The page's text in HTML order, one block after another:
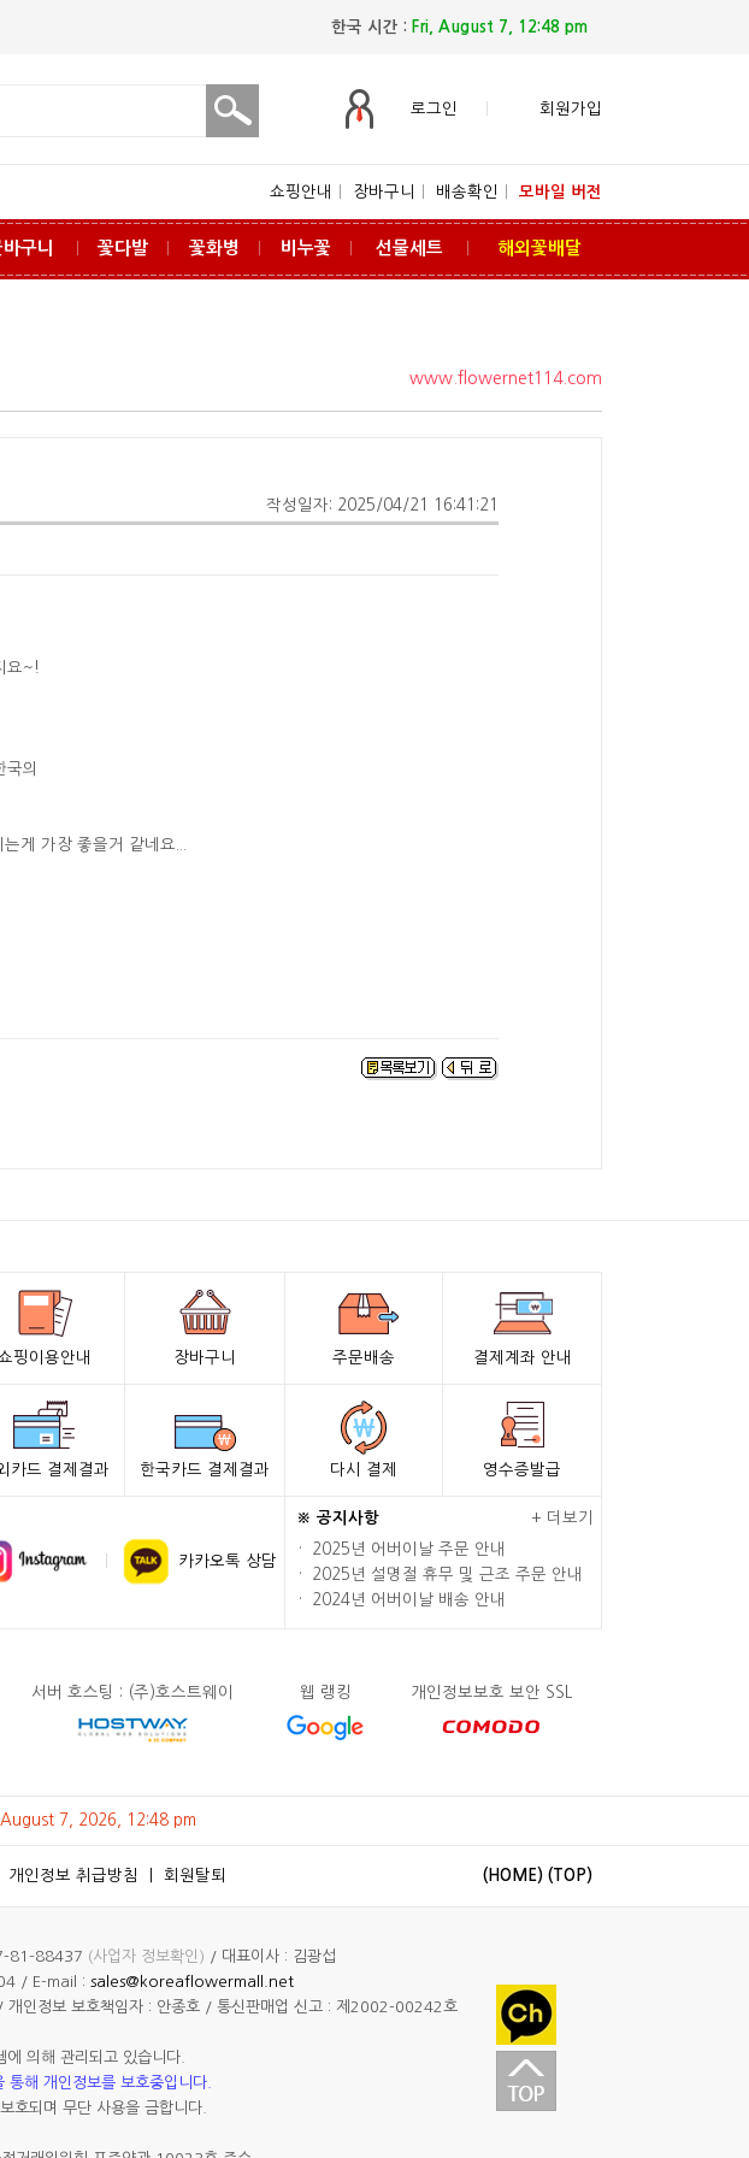
한국 시간 : Fri, August 7, 12:48 pm
로그인 회원가입
쇼핑안내 장바구니 배송확인 모바일 버전
구니 꽃다발 꽃화병 비누꽃 선물세트 해외꽃배달
www.flowernet114.com
작성일자: 2025/04/21 16:41:21
요~!
의
게 가장 좋을거 같네요...
핑이용안내 장바구니 주문배송 결제계좌 안내
카드 결제결과 한국카드 결제결과 다시 결제 영수증발급
카카오톡 상담
※ 공지사항 + 더보기
· 2025년 어버이날 주문 안내
· 2025년 설명절 휴무 및 근조 주문 안내
· 2024년 어버이날 배송 안내
서버 호스팅 : (주)호스트웨이 웹 랭킹 개인정보보호 보안 SSL
August 7, 2026, 12:48 pm
개인정보 취급방침 회원탈퇴 (HOME) (TOP)
81-88437 (사업자 정보확인) / 대표이사 : 김광섭
/ E-mail : sales@koreaflowermall.net
인정보 보호책임자 : 안종호 / 통신판매업 신고 : 제2002-00242호
의해 관리되고 있습니다.
해 개인정보를 보호중입니다.
호되며 무단 사용을 금합니다.